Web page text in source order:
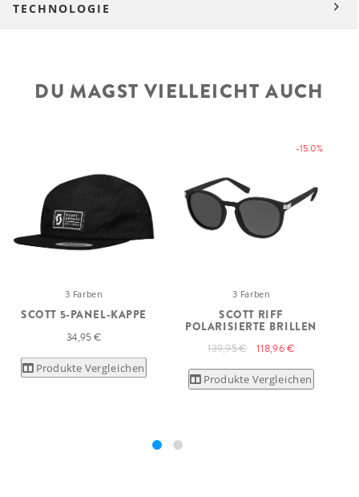
TECHNOLOGIE
DU MAGST VIELLEICHT AUCH
3 Farben
SCOTT 5-PANEL-KAPPE
34,95 €
Produkte Vergleichen
-15.0%
3 Farben
SCOTT RIFF
POLARISIERTE BRILLEN
139,95 € 118,96 €
Produkte Vergleichen